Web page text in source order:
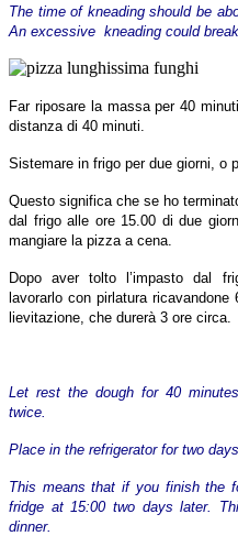
The time of kneading should be
An excessive kneading could
Far riposare la massa per 40
distanza di 40 minuti.
Sistemare in frigo per due giorni, o
Questo significa che se ho
dal frigo alle ore 15.00 di due
mangiare la pizza a cena.
Dopo aver tolto l’impasto dal
lavorarlo con pirlatura
lievitazione, che durerà 3 ore circa.
Let rest the dough for 40
twice.
Place in the refrigerator for two
This means that if you finish the
fridge at 15:00 two days later.
dinner.